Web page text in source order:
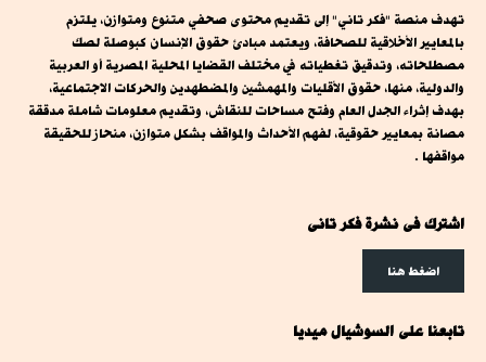
تهدف منصة "فكر تاني" إلى تقديم محتوى صحفي متنوع ومتوازن، يلتزم
بالمعايير الأخلاقية للصحافة، ويعتمد مبادئ حقوق الإنسان كبوصلة لصك
مصطلحاته، وتدقيق تغطياته في مختلف القضايا المحلية المصرية أو العربية
والدولية، منها، حقوق الأقليات والمهمشين والمضطهدين والحركات الاجتماعية،
بهدف إثراء الجدل العام وفتح مساحات للنقاش، وتقديم معلومات شاملة مدققة
مصانة بمعايير حقوقية، لفهم الأحداث والمواقف بشكل متوازن، منحاز للحقيقة
مواقفها .
اشترك فى نشرة فكر تانى
اضغط هنا
تابعنا على السوشيال ميديا